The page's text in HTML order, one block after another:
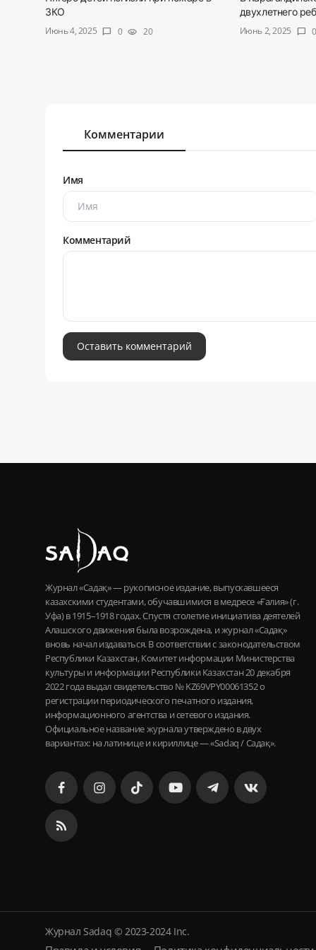
ЗКО
Июнь 4, 2025 chat_bubble 0 visibility 20
двухлетнего
Июнь 2, 2025 chat_bubble 0
Комментарии
Имя
Комментарий
Оставить комментарий
Журнал «Садақ» — рукописное издание, выпускавшееся
казахскими студентами, обучавшимися в медресе «Ғалия» (г.
Уфа) в 1915–1918 годах. Спустя столетие инициатива деятелей
Алашского движения была возрождена, и журнал «Садақ»
вновь начал издаваться. В соответствии с законодательством
Республики Казахстан, Комитет информации Министерства
культуры и информации Республики Казахстан 20 декабря
2022 года выдал свидетельство № KZ69VPY00061352 о
регистрации периодического печатного издания,
информационного агентства и сетевого издания.
Официальное название журнала утверждено в двух
вариантах: на латинице и кириллице — «Sadaq / Садақ».
Журнал Sadaq © 2023-2024 Inc.